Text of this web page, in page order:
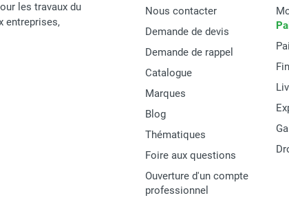
190 kg
AdBlue®, eau, lave-glace, liquide de refroidissement
les travaux du
entreprises,
Nous contacter
Demande de devis
Demande de rappel
Catalogue
Marques
Blog
Thématiques
Foire aux questions
Ouverture d'un compte
professionnel